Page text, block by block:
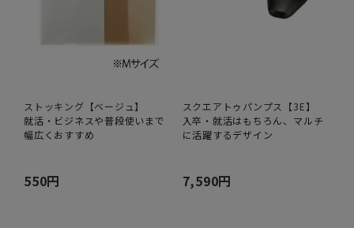
ストッキング【ベージュ】
就活・ビジネスや普段使いまで
幅広くおすすめ
550円
スクエアトゥパンプス【3E】
入卒・就活はもちろん、マルチ
に活躍するデザイン
7,590円